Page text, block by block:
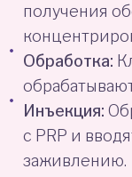
получения
Обработка:
Инъекция:
с PRP и
заживлению.